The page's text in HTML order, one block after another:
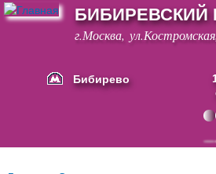
Перейти к
основному
содержанию
г.Москва,
Бибирево